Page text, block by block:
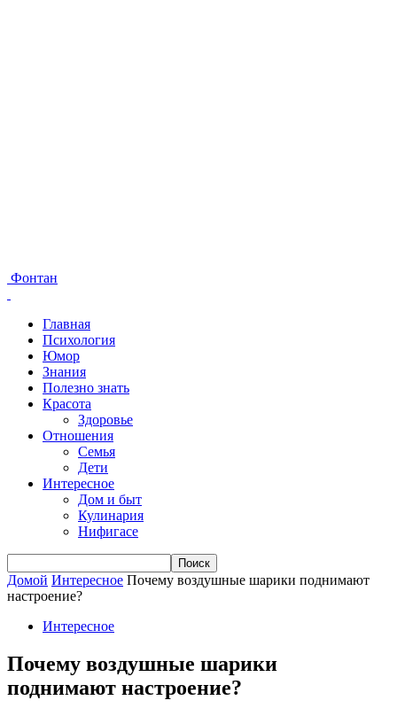
Фонтан
Главная
Психология
Юмор
Знания
Полезно знать
Красота
Здоровье
Отношения
Семья
Дети
Интересное
Дом и быт
Кулинария
Нифигасе
Домой Интересное Почему воздушные шарики поднимают
настроение?
Интересное
Почему воздушные шарики
поднимают настроение?